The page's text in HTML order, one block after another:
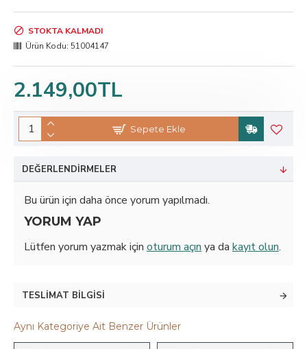
2.149,00TL
STOKTA KALMADI
Ürün Kodu: 51004147
Sepete Ekle
Aynı Kategoriye Ait Benzer Ürünler
DEĞERLENDIRMELER
Bu ürün için daha önce yorum yapılmadı.
YORUM YAP
Lütfen yorum yazmak için oturum açın ya da kayıt olun.
TESLIMAT BILGISI